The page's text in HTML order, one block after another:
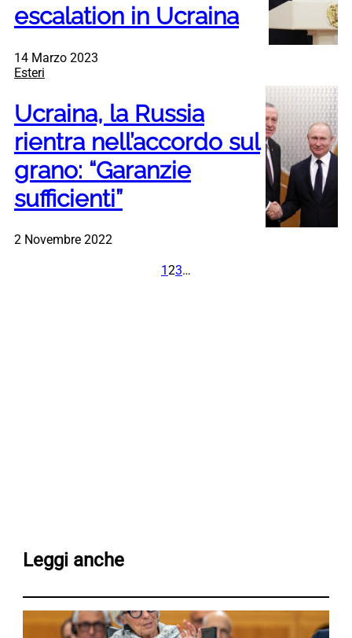
escalation in Ucraina
14 Marzo 2023
Esteri
Ucraina, la Russia
rientra nell’accordo sul
grano: “Garanzie
sufficienti”
2 Novembre 2022
1 23…
Leggi anche